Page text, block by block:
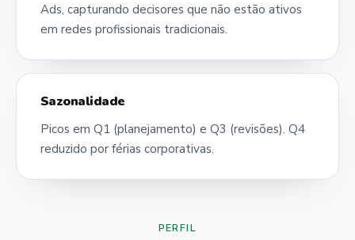
Ads, capturando decisores que não estão ativos
em redes profissionais tradicionais.
Sazonalidade
Picos em Q1 (planejamento) e Q3 (revisões). Q4
reduzido por férias corporativas.
PERFIL